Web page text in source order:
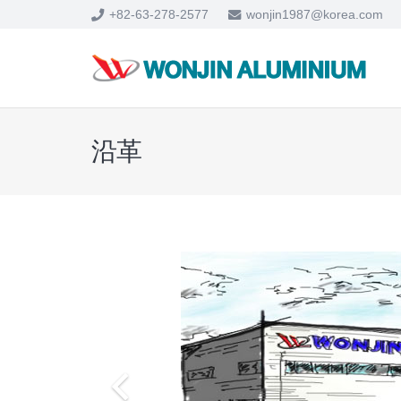
+82-63-278-2577 wonjin1987@korea.com
沿革